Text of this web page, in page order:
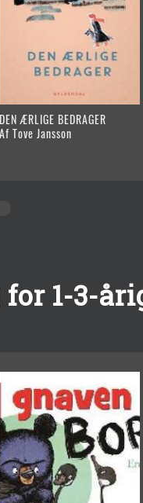
DEN ÆRLIGE BEDRAGER
Af Tove Jansson
1-3-